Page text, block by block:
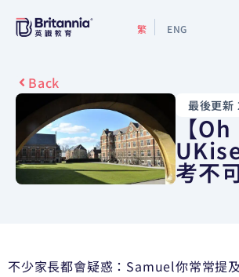
繁 ENG
最新活動
升學指南
Back
最後更
【
考不
不少家長都會疑惑：Samuel你常常提